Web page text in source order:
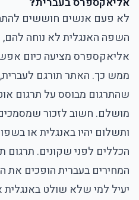
לא פעם אנשים חוששים
השפה האנגלית לא נוחה
אליאקספרס מציעה כיום
ממש כך. האתר תורגם
שהתרגום מבוסס על תרגום
מושלם. חשוב לזכור
ותשלום יהיו באנגלית או
הכללים לפני שקונים. תרגום
המחירים בעברית הופכים את
יעיל למי שלא שולט באנגלית